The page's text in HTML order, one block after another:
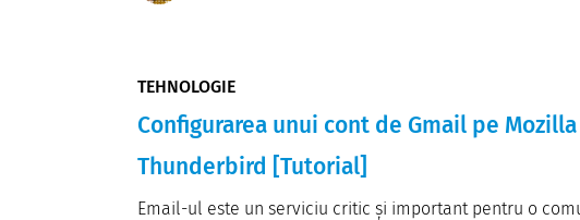
TEHNOLOGIE
Configurarea unui cont de Gmail pe Mozilla
Thunderbird [Tutorial]
Email-ul este un serviciu critic și important pentru o